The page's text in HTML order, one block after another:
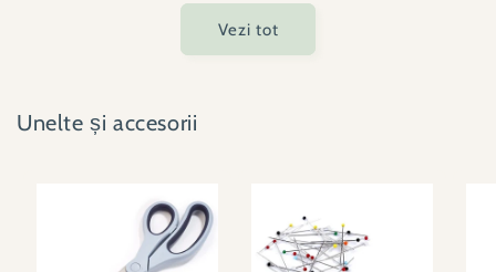
Vezi tot
Unelte și accesorii